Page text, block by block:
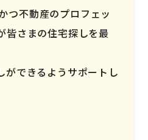
つ不動産のプロフェッ
皆さまの住宅探しを最
ができるようサポートし